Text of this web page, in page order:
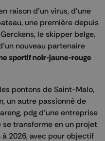
raison d’un virus, d’une
une première depuis
le skipper belge,
nouveau partenaire
sportif noir-jaune-rouge
pontons de Saint-Malo,
un autre passionné de
pdg d’une entreprise
transforme en un projet
2026, avec pour objectif